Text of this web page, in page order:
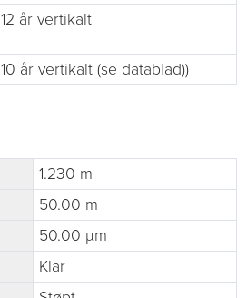
12 år vertikalt
10 år vertikalt (se datablad))
1.230 m
50.00 m
50.00 µm
Klar